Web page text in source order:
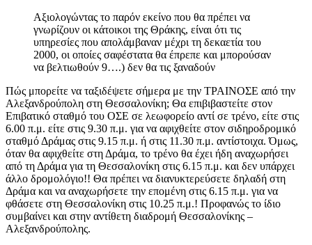
Αξιολογώντας το παρόν εκείνο που θα πρέπει να
γνωρίζουν οι κάτοικοι της Θράκης, είναι ότι τις
υπηρεσίες που απολάμβαναν μέχρι τη δεκαετία του
2000, οι οποίες σαφέστατα θα έπρεπε και μπορούσαν
να βελτιωθούν 9….) δεν θα τις ξαναδούν
Πώς μπορείτε να ταξιδέψετε σήμερα με την ΤΡΑΙΝΟΣΕ από την
Αλεξανδρούπολη στη Θεσσαλονίκη; Θα επιβιβαστείτε στον
Επιβατικό σταθμό του ΟΣΕ σε λεωφορείο αντί σε τρένο, είτε στις
6.00 π.μ. είτε στις 9.30 π.μ. για να αφιχθείτε στον σιδηροδρομικό
σταθμό Δράμας στις 9.15 π.μ. ή στις 11.30 π.μ. αντίστοιχα. Όμως,
όταν θα αφιχθείτε στη Δράμα, το τρένο θα έχει ήδη αναχωρήσει
από τη Δράμα για τη Θεσσαλονίκη στις 6.15 π.μ. και δεν υπάρχει
άλλο δρομολόγιο!! Θα πρέπει να διανυκτερεύσετε δηλαδή στη
Δράμα και να αναχωρήσετε την επομένη στις 6.15 π.μ. για να
φθάσετε στη Θεσσαλονίκη στις 10.25 π.μ.! Προφανώς το ίδιο
συμβαίνει και στην αντίθετη διαδρομή Θεσσαλονίκης –
Αλεξανδρούπολης.